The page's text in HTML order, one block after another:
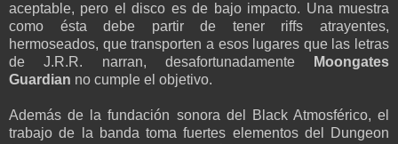
aceptable, pero el disco es de bajo impacto. Una muestra
como ésta debe partir de tener riffs atrayentes,
hermoseados, que transporten a esos lugares que las letras
de J.R.R. narran, desafortunadamente
Moongates
Guardian no cumple el objetivo.
Además de la fundación sonora del Black Atmosférico, el
trabajo de la banda toma fuertes elementos del Dungeon